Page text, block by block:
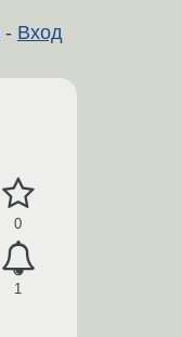
- Вход
0
1